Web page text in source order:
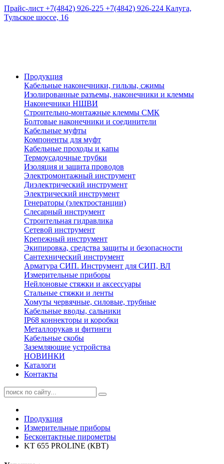
Прайс-лист +7(4842) 926-225 +7(4842) 926-224 Калуга,
Тульское шоссе, 16
Продукция
Кабельные наконечники, гильзы, сжимы
Изолированные разъемы, наконечники и клеммы
Наконечники НШВИ
Строительно-монтажные клеммы СМК
Болтовые наконечники и соединители
Кабельные муфты
Компоненты для муфт
Кабельные проходы и капы
Термоусадочные трубки
Изоляция и защита проводов
Электромонтажный инструмент
Диэлектрический инструмент
Электрический инструмент
Генераторы (электростанции)
Слесарный инструмент
Строительная гидравлика
Сетевой инструмент
Крепежный инструмент
Экипировка, средства защиты и безопасности
Сантехнический инструмент
Арматура СИП. Инструмент для СИП, ВЛ
Измерительные приборы
Нейлоновые стяжки и аксессуары
Стальные стяжки и ленты
Хомуты червячные, силовые, трубные
Кабельные вводы, сальники
IP68 коннекторы и коробки
Металлорукав и фитинги
Кабельные скобы
Заземляющие устройства
НОВИНКИ
Каталоги
Контакты
Продукция
Измерительные приборы
Бесконтактные пирометры
KT 655 PROLINE (КВТ)